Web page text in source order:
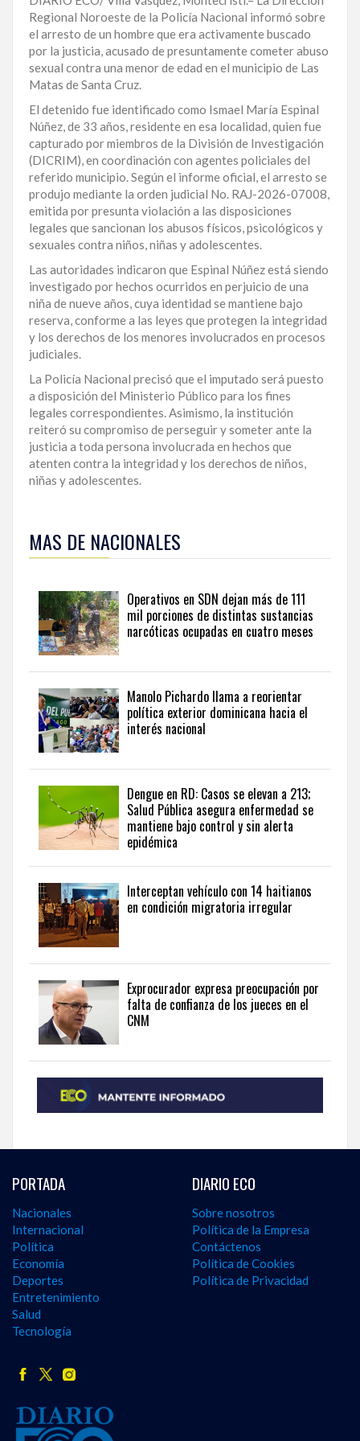
LA
ALTAGRACIA
PUERTO
PLATA
CONTÁCTENOS
Regional Noroeste de la Policía Nacional informó sobre
el arresto de un hombre que era activamente buscado
por la justicia, acusado de presuntamente cometer abuso
sexual contra una menor de edad en el municipio de Las
Matas de Santa Cruz.
El detenido fue identificado como Ismael María Espinal
Núñez, de 33 años, residente en esa localidad, quien fue
capturado por miembros de la División de Investigación
(DICRIM), en coordinación con agentes policiales del
referido municipio. Según el informe oficial, el arresto se
produjo mediante la orden judicial No. RAJ-2026-07008,
emitida por presunta violación a las disposiciones
legales que sancionan los abusos físicos, psicológicos y
sexuales contra niños, niñas y adolescentes.
Las autoridades indicaron que Espinal Núñez está siendo
investigado por hechos ocurridos en perjuicio de una
niña de nueve años, cuya identidad se mantiene bajo
reserva, conforme a las leyes que protegen la integridad
y los derechos de los menores involucrados en procesos
judiciales.
La Policía Nacional precisó que el imputado será puesto
a disposición del Ministerio Público para los fines
legales correspondientes. Asimismo, la institución
reiteró su compromiso de perseguir y someter ante la
justicia a toda persona involucrada en hechos que
atenten contra la integridad y los derechos de niños,
niñas y adolescentes.
esta
información
seguir
actualidad
del
país
desde
una
perspectiva
internacional,
visite
news
the
Dominican
English.
MAS DE NACIONALES
Operativos en SDN dejan más de 111
mil porciones de distintas sustancias
narcóticas ocupadas en cuatro meses
Manolo Pichardo llama a reorientar
política exterior dominicana hacia el
interés nacional
Dengue en RD: Casos se elevan a 213;
Salud Pública asegura enfermedad se
mantiene bajo control y sin alerta
epidémica
Interceptan vehículo con 14 haitianos
en condición migratoria irregular
Exprocurador expresa preocupación por
falta de confianza de los jueces en el
CNM
PORTADA
Nacionales
Internacional
Política
Economía
Deportes
Entretenimiento
Salud
Tecnología
DIARIO ECO
Sobre nosotros
Política de la Empresa
Contáctenos
Política de Cookies
Política de Privacidad